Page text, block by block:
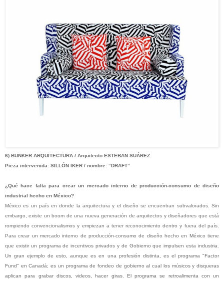
6) BUNKER ARQUITECTURA / Arquitecto ESTEBAN SUÁREZ.
Pieza intervenida: SILLÓN IKER / nombre: “DRAFT”
¿Qué hace falta para crear un mercado interno de producción-consumo de diseño
industrial hecho en México?
México es un país en donde la arquitectura y el diseño se encuentran subvalorados. Sin
embargo, existe un boom de una nueva generación de arquitectos y diseñadores que está
rompiendo convencionalismos y empiezan a tener reconocimiento dentro y fuera del país.
Para crear un mercado interno de producción-consumo de diseño hecho en México tiene
que existir un programa de incentivos privados y de Gobierno que impulsen esta industria.
Un gran ejemplo de esto, aunque es en una profesión distinta, es el programa "Factor
Fund" en Canadá; es un programa de fondeo de gobierno al cual los músicos y disqueras
aplican para grabar discos, videos, hacer giras. El programa se retroalimenta con un